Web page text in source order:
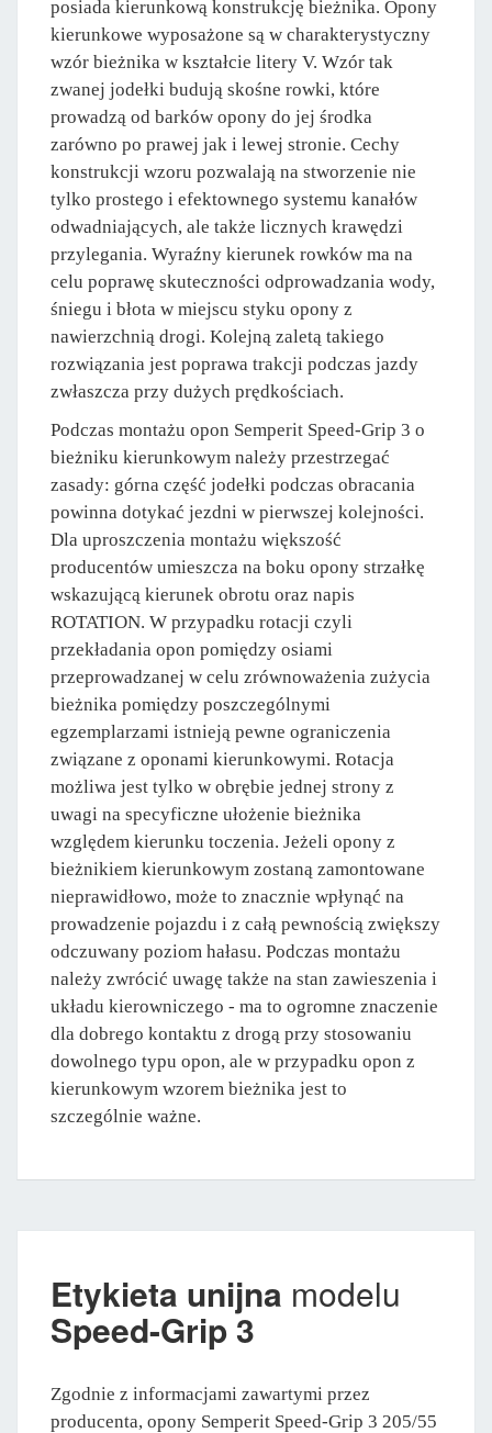
posiada kierunkową konstrukcję bieżnika. Opony
kierunkowe wyposażone są w charakterystyczny
wzór bieżnika w kształcie litery V. Wzór tak
zwanej jodełki budują skośne rowki, które
prowadzą od barków opony do jej środka
zarówno po prawej jak i lewej stronie. Cechy
konstrukcji wzoru pozwalają na stworzenie nie
tylko prostego i efektownego systemu kanałów
odwadniających, ale także licznych krawędzi
przylegania. Wyraźny kierunek rowków ma na
celu poprawę skuteczności odprowadzania wody,
śniegu i błota w miejscu styku opony z
nawierzchnią drogi. Kolejną zaletą takiego
rozwiązania jest poprawa trakcji podczas jazdy
zwłaszcza przy dużych prędkościach.
Podczas montażu opon Semperit Speed-Grip 3 o
bieżniku kierunkowym należy przestrzegać
zasady: górna część jodełki podczas obracania
powinna dotykać jezdni w pierwszej kolejności.
Dla uproszczenia montażu większość
producentów umieszcza na boku opony strzałkę
wskazującą kierunek obrotu oraz napis
ROTATION. W przypadku rotacji czyli
przekładania opon pomiędzy osiami
przeprowadzanej w celu zrównoważenia zużycia
bieżnika pomiędzy poszczególnymi
egzemplarzami istnieją pewne ograniczenia
związane z oponami kierunkowymi. Rotacja
możliwa jest tylko w obrębie jednej strony z
uwagi na specyficzne ułożenie bieżnika
względem kierunku toczenia. Jeżeli opony z
bieżnikiem kierunkowym zostaną zamontowane
nieprawidłowo, może to znacznie wpłynąć na
prowadzenie pojazdu i z całą pewnością zwiększy
odczuwany poziom hałasu. Podczas montażu
należy zwrócić uwagę także na stan zawieszenia i
układu kierowniczego - ma to ogromne znaczenie
dla dobrego kontaktu z drogą przy stosowaniu
dowolnego typu opon, ale w przypadku opon z
kierunkowym wzorem bieżnika jest to
szczególnie ważne.
Etykieta unijna modelu
Speed-Grip 3
Zgodnie z informacjami zawartymi przez
producenta, opony Semperit Speed-Grip 3 205/55